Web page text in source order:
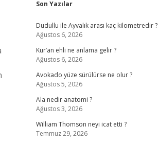
Son Yazılar
Dudullu ile Ayvalık arası kaç kilometredir ?
Ağustos 6, 2026
Kur’an ehli ne anlama gelir ?
Ağustos 6, 2026
Avokado yüze sürülürse ne olur ?
Ağustos 5, 2026
Ala nedir anatomi ?
Ağustos 3, 2026
William Thomson neyi icat etti ?
Temmuz 29, 2026